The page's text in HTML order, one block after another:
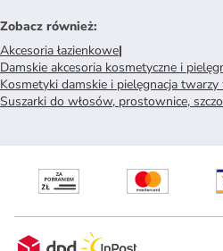
Zobacz również:
Akcesoria łazienkowe|
Damskie akcesoria kosmetyczne i
Kosmetyki damskie i pielęgnacja twarzy
Suszarki do włosów, prostownice,